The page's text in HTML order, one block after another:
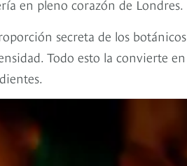
en pleno corazón de Londres.
secreta de los botánicos
Todo esto la convierte en